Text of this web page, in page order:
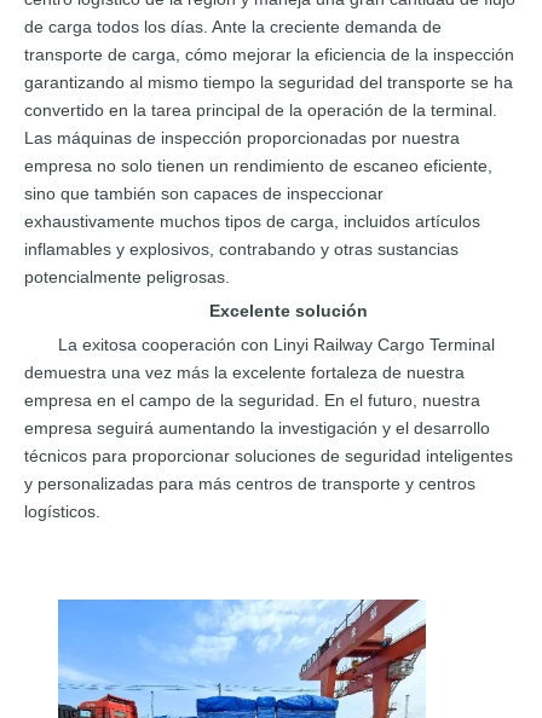
de carga todos los días. Ante la creciente demanda de
transporte de carga, cómo mejorar la eficiencia de la inspección
garantizando al mismo tiempo la seguridad del transporte se ha
convertido en la tarea principal de la operación de la terminal.
Las máquinas de inspección proporcionadas por nuestra
empresa no solo tienen un rendimiento de escaneo eficiente,
sino que también son capaces de inspeccionar
exhaustivamente muchos tipos de carga, incluidos artículos
inflamables y explosivos, contrabando y otras sustancias
potencialmente peligrosas.
Excelente solución
La exitosa cooperación con Linyi Railway Cargo Terminal
demuestra una vez más la excelente fortaleza de nuestra
empresa en el campo de la seguridad. En el futuro, nuestra
empresa seguirá aumentando la investigación y el desarrollo
técnicos para proporcionar soluciones de seguridad inteligentes
y personalizadas para más centros de transporte y centros
logísticos.